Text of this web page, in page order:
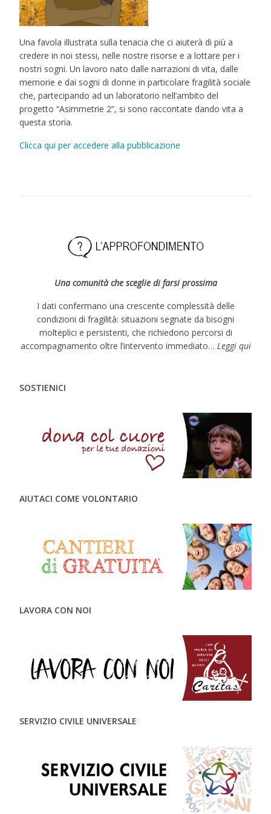
Una favola illustrata sulla tenacia che ci aiuterà di più a
credere in noi stessi, nelle nostre risorse e a lottare per i
nostri sogni. Un lavoro nato dalle narrazioni di vita, dalle
memorie e dai sogni di donne in particolare fragilità sociale
che, partecipando ad un laboratorio nell’ambito del
progetto “Asimmetrie 2”, si sono raccontate dando vita a
questa storia.
Clicca qui per accedere alla pubblicazione
Una comunità che sceglie di farsi prossima
I dati confermano una crescente complessità delle
condizioni di fragilità: situazioni segnate da bisogni
molteplici e persistenti, che richiedono percorsi di
accompagnamento oltre l’intervento immediato… Leggi qui
SOSTIENICI
AIUTACI COME VOLONTARIO
LAVORA CON NOI
SERVIZIO CIVILE UNIVERSALE